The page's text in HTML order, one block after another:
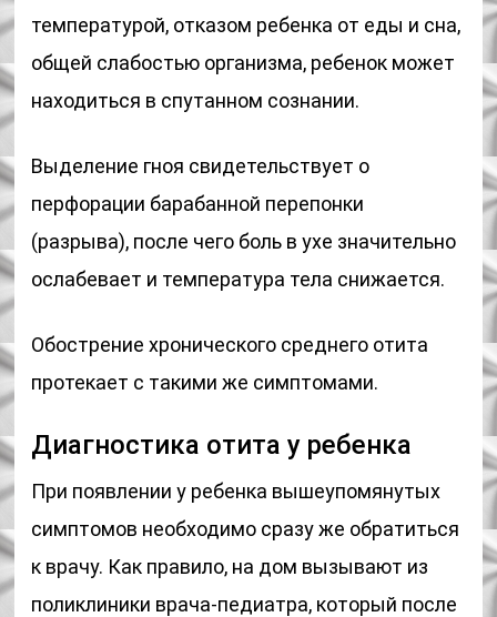
температурой, отказом ребенка от еды и сна,
общей слабостью организма, ребенок может
находиться в спутанном сознании.
Выделение гноя свидетельствует о
перфорации барабанной перепонки
(разрыва), после чего боль в ухе значительно
ослабевает и температура тела снижается.
Обострение хронического среднего отита
протекает с такими же симптомами.
Диагностика отита у ребенка
При появлении у ребенка вышеупомянутых
симптомов необходимо сразу же обратиться
к врачу. Как правило, на дом вызывают из
поликлиники врача-педиатра, который после